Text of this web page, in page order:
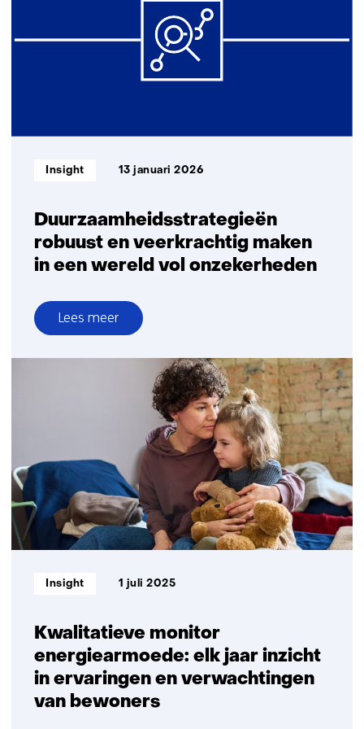
schakel
Duurzaamheidsstrategieën
robuust en veerkrachtig maken
in een wereld vol onzekerheden
Informatietype:
Insight 13 januari 2026
Lees meer
over
Duurzaamheidsstrategieën
een
wereld
vol
onzekerheden
Kwalitatieve monitor
energiearmoede: elk jaar inzicht
in ervaringen en verwachtingen
van bewoners
Informatietype:
Insight 1 juli 2025